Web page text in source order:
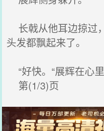
长戟从他耳边掠过
头发都飘起来了。
“好快。“展辉在心里
第(1/3)页